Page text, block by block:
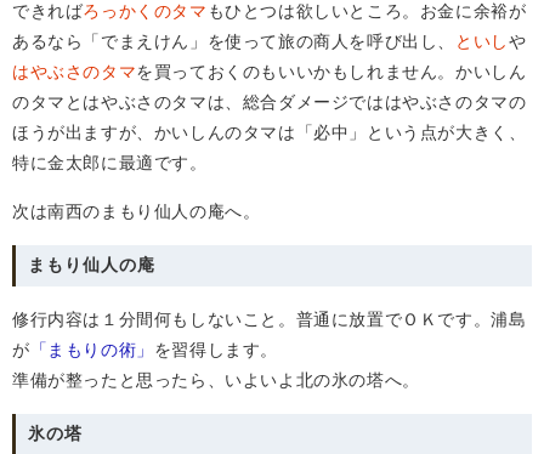
できればろっかくのタマ もひとつは欲しいところ。お金に余裕が
あるなら「でまえけん」を使って旅の商人を呼び出し、
といしや
はやぶさのタマを買っておくのもいいかもしれません。かいしん
のタマとはやぶさのタマは、総合ダメージでははやぶさのタマの
ほうが出ますが、かいしんのタマは「必中」という点が大きく、
特に金太郎に最適です。
次は南西のまもり仙人の庵へ。
まもり仙人の庵
修行内容は１分間何もしないこと。普通に放置でＯＫです。浦島
が 「まもりの術」 を習得します。
準備が整ったと思ったら、いよいよ北の氷の塔へ。
氷の塔